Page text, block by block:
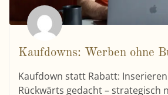
Kaufdowns: Werben ohne
Kaufdown statt Rabatt:
Rückwärts gedacht – strategisch